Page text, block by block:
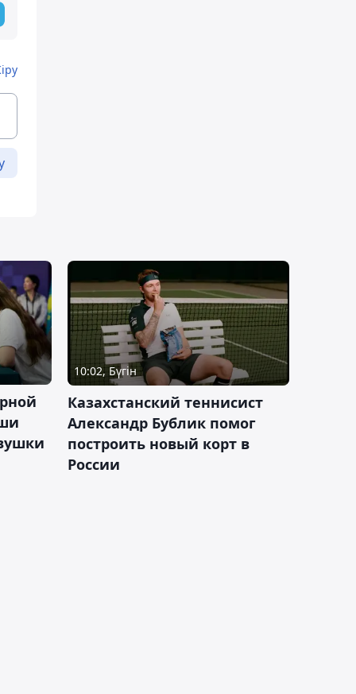
10:02, Бүгін
Казахстанский теннисист
Александр Бублик помог
построить новый корт в
России